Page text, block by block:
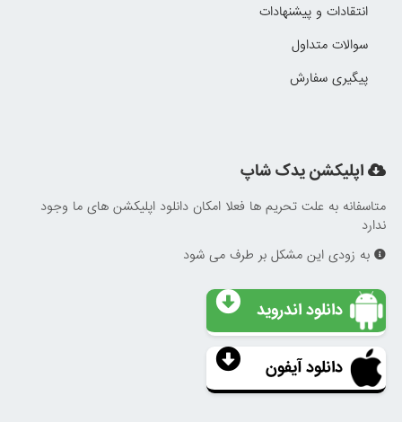
انتقادات و پیشنهادات
سوالات متداول
پیگیری سفارش
اپلیکشن یدک شاپ
متاسفانه به علت تحریم ها فعلا امکان دانلود اپلیکشن های ما وجود
ندارد
به زودی این مشکل بر طرف می شود
دانلود اندروید
دانلود آیفون